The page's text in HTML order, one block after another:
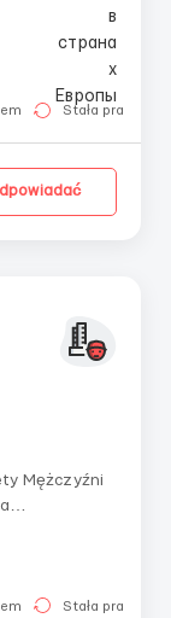
Stała praca
z
sztucznych
Stała praca